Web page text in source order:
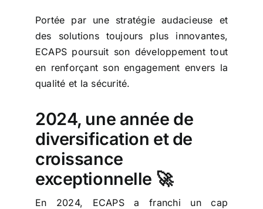
Portée par une stratégie audacieuse et
des solutions toujours plus innovantes,
ECAPS poursuit son développement tout
en renforçant son engagement envers la
qualité et la sécurité.
2024, une année de
diversification et de
croissance
exceptionnelle 🚀
En 2024, ECAPS a franchi un cap